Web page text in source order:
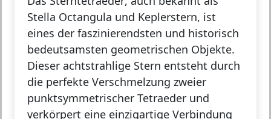
Stella Octangula und Keplerstern, ist
eines der faszinierendsten und historisch
bedeutsamsten geometrischen Objekte.
Dieser achtstrahlige Stern entsteht durch
die perfekte Verschmelzung zweier
punktsymmetrischer Tetraeder und
verkörpert eine einzigartige Verbindung